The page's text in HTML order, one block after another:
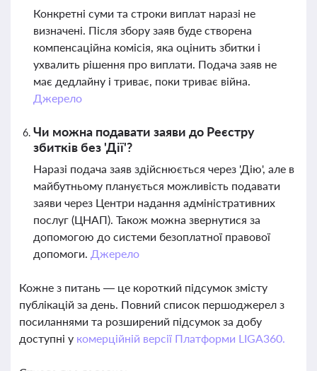
Конкретні суми та строки виплат наразі не
визначені. Після збору заяв буде створена
компенсаційна комісія, яка оцінить збитки і
ухвалить рішення про виплати. Подача заяв не
має дедлайну і триває, поки триває війна.
Джерело
Чи можна подавати заяви до Реєстру
збитків без 'Дії'?
Наразі подача заяв здійснюється через 'Дію', але в
майбутньому планується можливість подавати
заяви через Центри надання адміністративних
послуг (ЦНАП). Також можна звернутися за
допомогою до системи безоплатної правової
допомоги. Джерело
Кожне з питань — це короткий підсумок змісту
публікацій за день. Повний список першоджерел з
посиланнями та розширений підсумок за добу
доступні у комерційній версії Платформи LIGA360.